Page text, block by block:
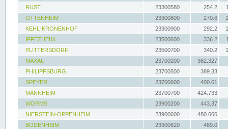
RUST
23300580 254.2
OTTENHEIM
23300800 270.6
KEHL-KRONENHOF
23300900 292.2
IFFEZHEIM
23500600 336.2
PLITTERSDORF
23500700 340.2
MAXAU
23700200
362.327
PHILIPPSBURG
23700500
389.33
SPEYER
23700600
400.61
MANNHEIM
23700700
424.733
WORMS
23900200
443.37
NIERSTEIN-OPPENHEIM
23900600
480.606
BODENHEIM
23900620
489.0